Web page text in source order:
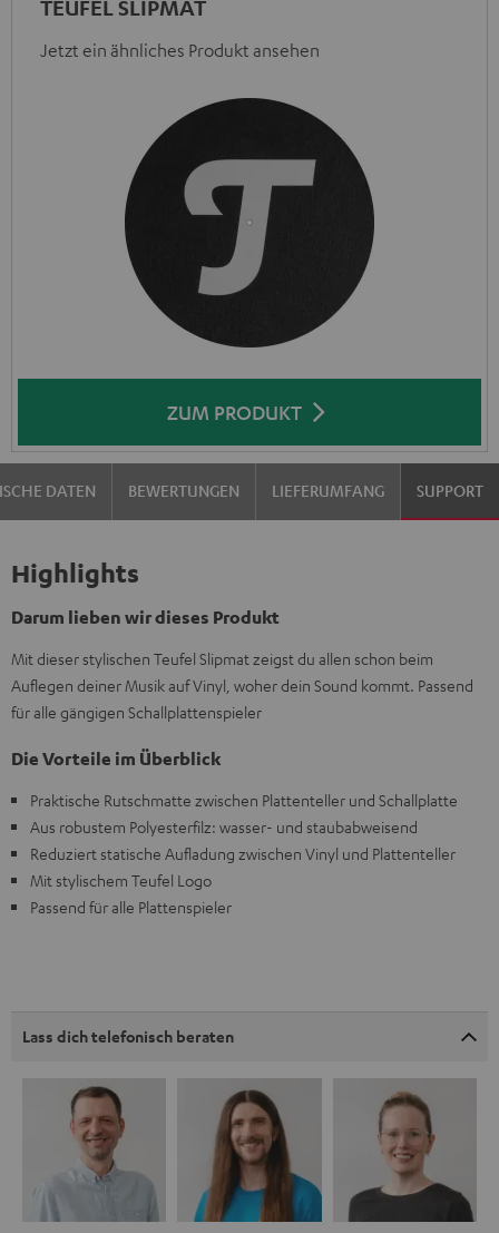
TEUFEL SLIPMAT
Jetzt ein ähnliches Produkt ansehen
ZUM PRODUKT
DATEN BEWERTUNGEN LIEFERUMFANG SUPPORT
Highlights
Darum lieben wir dieses Produkt
Mit dieser stylischen Teufel Slipmat zeigst du allen schon beim
Auflegen deiner Musik auf Vinyl, woher dein Sound kommt. Passend
für alle gängigen Schallplattenspieler
Die Vorteile im Überblick
Praktische Rutschmatte zwischen Plattenteller und Schallplatte
Aus robustem Polyesterfilz: wasser- und staubabweisend
Reduziert statische Aufladung zwischen Vinyl und Plattenteller
Mit stylischem Teufel Logo
Passend für alle Plattenspieler
Lass dich telefonisch beraten